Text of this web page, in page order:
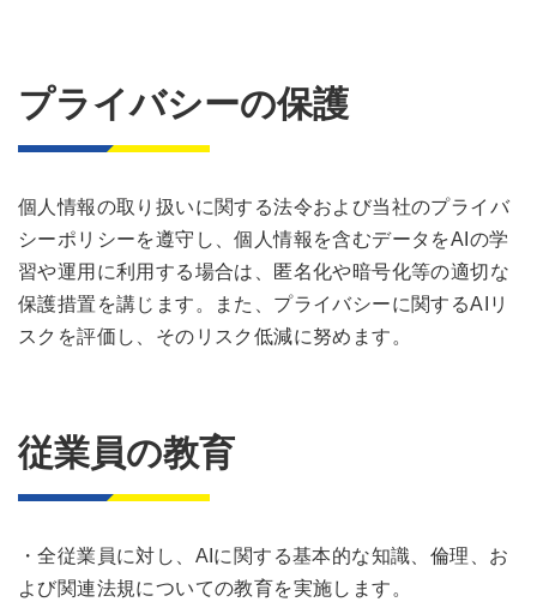
プライバシーの保護
個人情報の取り扱いに関する法令および当社のプライバ
シーポリシーを遵守し、個人情報を含むデータをAIの学
習や運用に利用する場合は、匿名化や暗号化等の適切な
保護措置を講じます。また、プライバシーに関するAIリ
スクを評価し、そのリスク低減に努めます。
従業員の教育
・全従業員に対し、AIに関する基本的な知識、倫理、お
よび関連法規についての教育を実施します。